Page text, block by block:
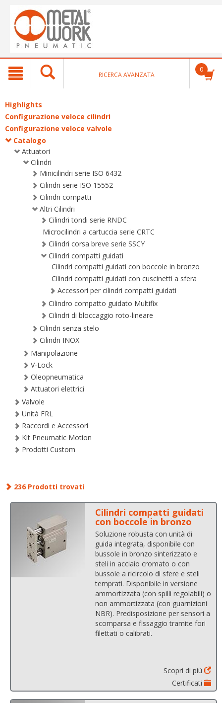
text.skipToContent
text.skipToNavigation
RICERCA AVANZATA
0
Highlights
Configurazione veloce cilindri
Configurazione veloce valvole
Catalogo
Attuatori
Cilindri
Minicilindri serie ISO 6432
Cilindri serie ISO 15552
Cilindri compatti
Altri Cilindri
Cilindri tondi serie RNDC
Microcilindri a cartuccia serie CRTC
Cilindri corsa breve serie SSCY
Cilindri compatti guidati
Cilindri compatti guidati con boccole in bronzo
Cilindri compatti guidati con cuscinetti a sfera
Accessori per cilindri compatti guidati
Cilindro compatto guidato Multifix
Cilindri di bloccaggio roto-lineare
Cilindri senza stelo
Cilindri INOX
Manipolazione
V-Lock
Oleopneumatica
Attuatori elettrici
Valvole
Unità FRL
Raccordi e Accessori
Kit Pneumatic Motion
Prodotti Custom
236 Prodotti trovati
Cilindri compatti guidati
con boccole in bronzo
Soluzione robusta con unità di
guida integrata, disponibile con
bussole in bronzo sinterizzato e
steli in acciaio cromato o con
bussole a ricircolo di sfere e steli
temprati. Disponibile in versione
ammortizzata (con spilli regolabili) o
non ammortizzata (con guarnizioni
NBR). Predisposizione per sensori a
scomparsa e fissaggio tramite fori
filettati o calibrati.
Scopri di più
Certificati